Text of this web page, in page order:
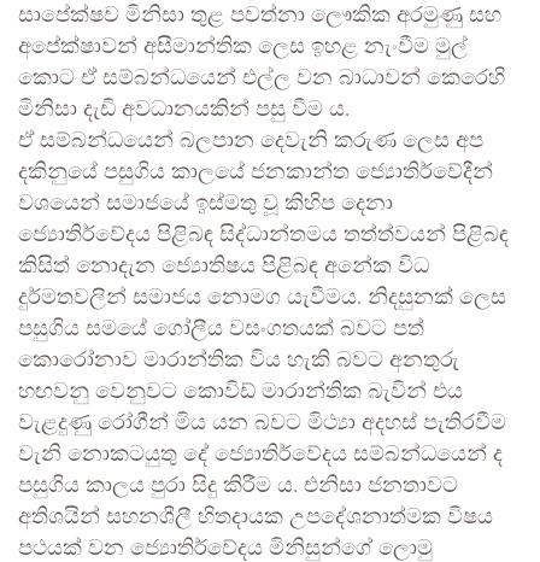
සාපේක්ෂව මිනිසා තුළ පවත්නා ලෞකික අරමුණු සහ
අපේක්ෂාවන් අසීමාන්තික ලෙස ඉහළ නැංවීම මුල්
කොට ඒ සම්බන්ධයෙන් එල්ල වන බාධාවන් කෙරෙහි
මිනිසා දැඩි අවධානයකින් පසු වීම ය.
ඒ සම්බන්ධයෙන් බලපාන දෙවැනි කරුණ ලෙස අප
දකිනුයේ පසුගිය කාලයේ ජනකාන්ත ජ්‍යොතිර්වේදීන්
වශයෙන් සමාජයේ ඉස්මතු වූ කිහිප දෙනා
ජ්‍යොතිර්වේදය පිළිබඳ සිද්ධාන්තමය තත්ත්වයන් පිළිබඳ
කිසිත් නොදැන ජ්‍යොතිෂය පිළිබඳ අනේක විධ
දුර්මතවලින් සමාජය නොමග යැවීමය. නිදසුනක් ලෙස
පසුගිය සමයේ ගෝලීය වසංගතයක් බවට පත්
කොරෝනාව මාරාන්තික විය හැකි බවට අනතුරු
හඟවනු වෙනුවට කොවිඩ් මාරාන්තික බැවින් එය
වැළදුණු රෝගීන් මිය යන බවට මිථ්‍යා අදහස් පැතිරවීම
වැනි නොකටයුතු දේ ජ්‍යොතිර්වේදය සම්බන්ධයෙන් ද
පසුගිය කාලය පුරා සිදු කිරීම ය. එනිසා ජනතාවට
අතිශයින් සහනශීලී හිතදායක උපදේශනාත්මක විෂය
පථයක් වන ජ්‍යොතිර්වේදය මිනිසුන්ගේ ලොමු